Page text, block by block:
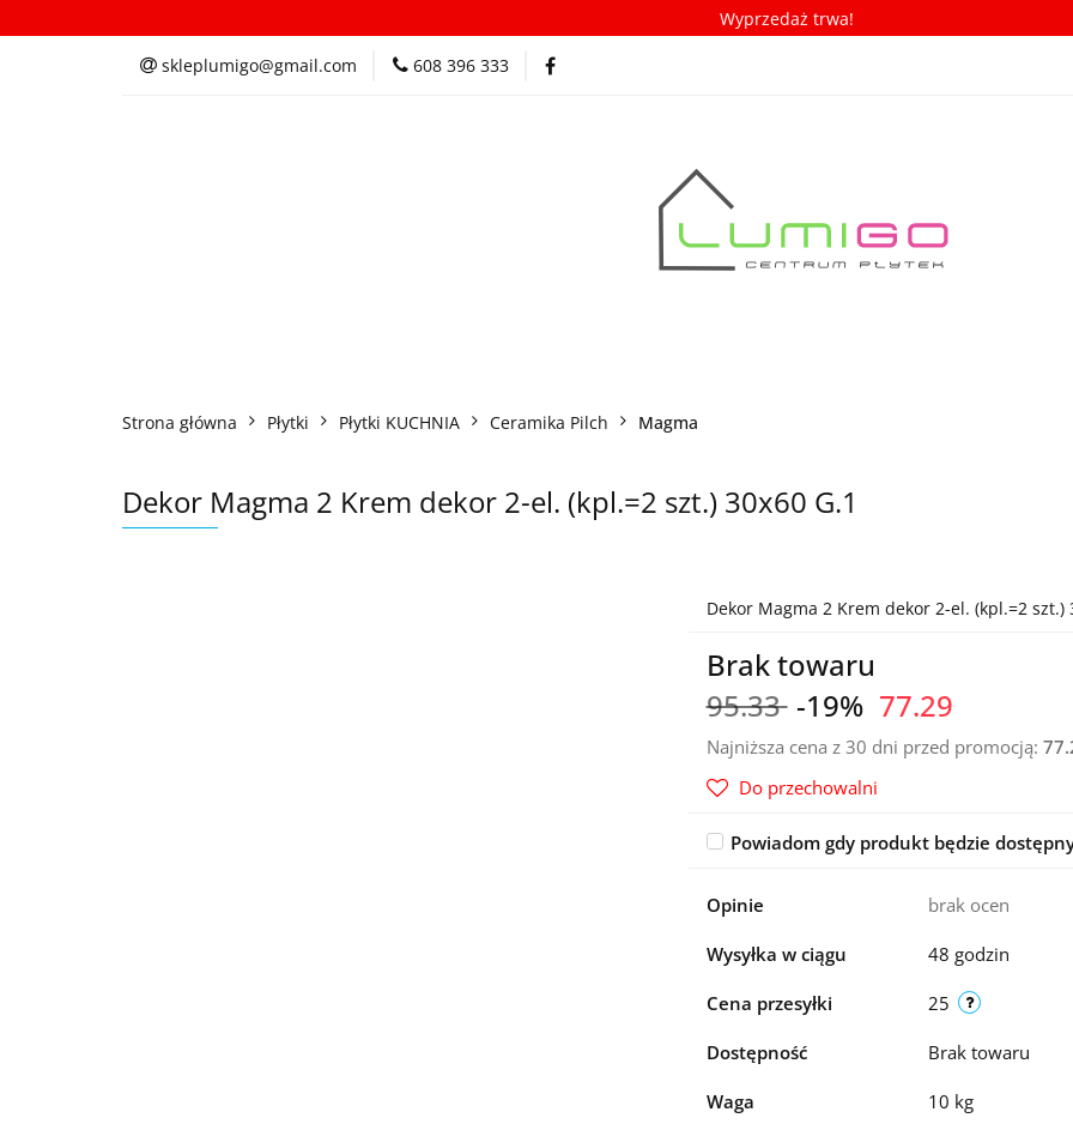
Wyprzedaż trwa!
skleplumigo@gmail.com 608 396 333
Kategorie Inspiracje Porady/ABC płytek Nowości
Strona główna Płytki Płytki KUCHNIA Ceramika Pilch Magma
Dekor Magma 2 Krem dekor 2-el. (kpl.=2 szt.) 30x60 G.1
Dekor Magma 2 Krem dekor 2-el. (kpl.=2 szt.)
Brak towaru
95.33 -19% 77.29
Najniższa cena z 30 dni przed promocją:
Do przechowalni
Powiadom gdy produkt będzie
Opinie brak ocen
Wysyłka w ciągu 48 godzin
Cena przesyłki 25
Dostępność Brak towaru
Waga 10 kg